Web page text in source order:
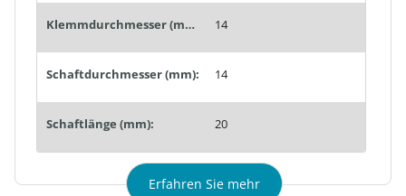
Klemmdurchmesser (mm): 14
Schaftdurchmesser (mm): 14
Schaftlänge (mm): 20
Erfahren Sie mehr